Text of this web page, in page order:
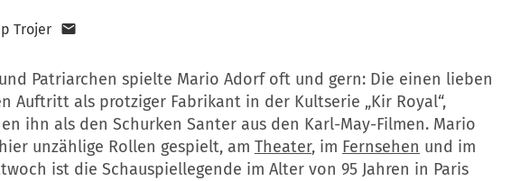
Trojer
Patriarchen spielte Mario Adorf oft und gern: Die einen lieben
Auftritt als protziger Fabrikant in der Kultserie „Kir Royal“,
ihn als den Schurken Santer aus den Karl-May-Filmen. Mario
unzählige Rollen gespielt, am Theater, im Fernsehen und im
ist die Schauspiellegende im Alter von 95 Jahren in Paris